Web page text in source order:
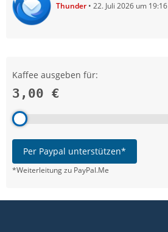
Thunder 22. Juli 2026 um 19:16
Kaffee ausgeben für:
3,00 €
Per Paypal unterstützen*
*Weiterleitung zu PayPal.Me